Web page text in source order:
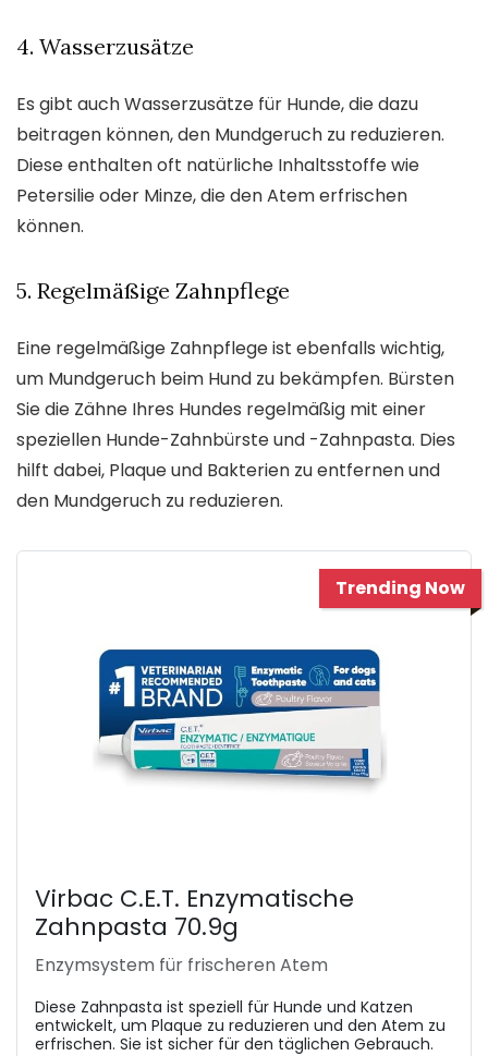
4. Wasserzusätze
Es gibt auch Wasserzusätze für Hunde, die dazu
beitragen können, den Mundgeruch zu reduzieren.
Diese enthalten oft natürliche Inhaltsstoffe wie
Petersilie oder Minze, die den Atem erfrischen
können.
5. Regelmäßige Zahnpflege
Eine regelmäßige Zahnpflege ist ebenfalls wichtig,
um Mundgeruch beim Hund zu bekämpfen. Bürsten
Sie die Zähne Ihres Hundes regelmäßig mit einer
speziellen Hunde-Zahnbürste und -Zahnpasta. Dies
hilft dabei, Plaque und Bakterien zu entfernen und
den Mundgeruch zu reduzieren.
Trending Now
Virbac C.E.T. Enzymatische
Zahnpasta 70.9g
Enzymsystem für frischeren Atem
Diese Zahnpasta ist speziell für Hunde und Katzen
entwickelt, um Plaque zu reduzieren und den Atem zu
erfrischen. Sie ist sicher für den täglichen Gebrauch.